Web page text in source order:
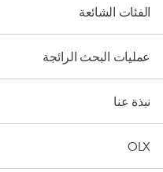
الفئات الشائعة
عمليات البحث الرائجة
نبذة عنا
OLX